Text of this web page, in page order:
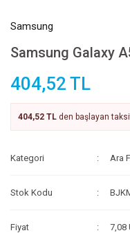
Samsung
Samsung Galaxy
404,52 TL
404,52 TL den başlayan
Kategori Ara
Stok Kodu
Fiyat 7,08